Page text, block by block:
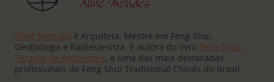
Aline Mendes é Arquiteta, Mestre em Feng Shui,
Geobióloga e Radiestesista. É autora do livro Feng Shui –
Terapia de Ambientes, e uma das mais destacadas
profissionais de Feng Shui Tradicional Chinês do Brasil.